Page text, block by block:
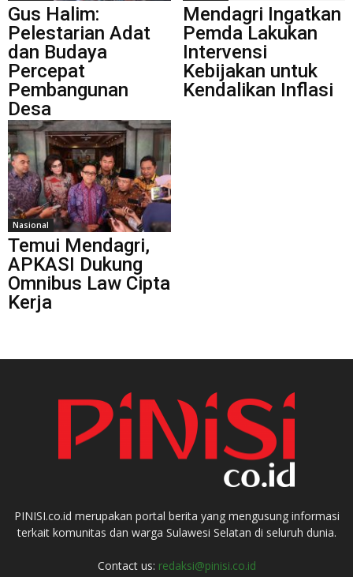
Gus Halim:
Pelestarian Adat
dan Budaya
Percepat
Pembangunan
Desa
Mendagri Ingatkan
Pemda Lakukan
Intervensi
Kebijakan untuk
Kendalikan Inflasi
Nasional
Temui Mendagri,
APKASI Dukung
Omnibus Law Cipta
Kerja
PINISI.co.id merupakan portal berita yang mengusung informasi
terkait komunitas dan warga Sulawesi Selatan di seluruh dunia.
Contact us: redaksi@pinisi.co.id